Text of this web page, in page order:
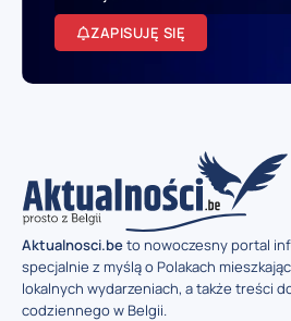
ZAPISUJĘ SIĘ
Aktualnosci.beto nowoczesny portal
specjalnie z myślą o Polakach
lokalnych wydarzeniach, a także treści
codziennego w Belgii.